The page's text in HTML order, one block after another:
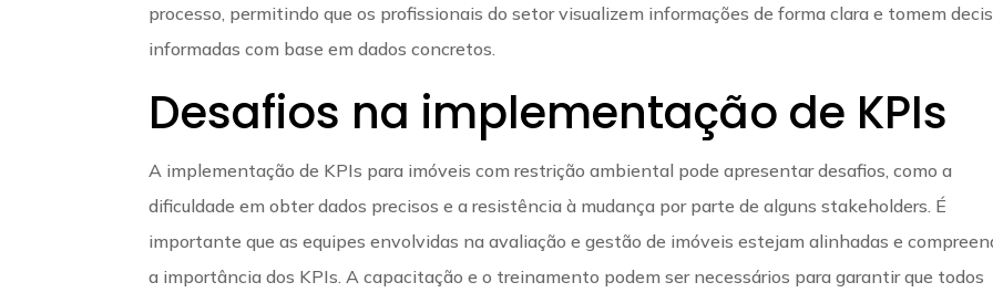
processo, permitindo que os profissionais do setor visualizem informações de forma clara e tomem
informadas com base em dados concretos.
Desafios na implementação de KPIs
A implementação de KPIs para imóveis com restrição ambiental pode apresentar desafios, como a
dificuldade em obter dados precisos e a resistência à mudança por parte de alguns stakeholders. É
importante que as equipes envolvidas na avaliação e gestão de imóveis estejam alinhadas e
a importância dos KPIs. A capacitação e o treinamento podem ser necessários para garantir que todos